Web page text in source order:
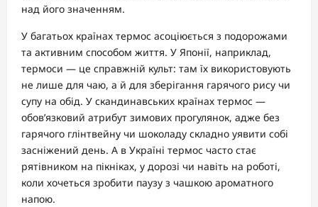
над його значенням.
У багатьох країнах термос асоціюється з подорожами
та активним способом життя. У Японії, наприклад,
термоси — це справжній культ: там їх використовують
не лише для чаю, а й для зберігання гарячого рису чи
супу на обід. У скандинавських країнах термос —
обов’язковий атрибут зимових прогулянок, адже без
гарячого глінтвейну чи шоколаду складно уявити собі
засніжений день. А в Україні термос часто стає
рятівником на пікніках, у дорозі чи навіть на роботі,
коли хочеться зробити паузу з чашкою ароматного
напою.